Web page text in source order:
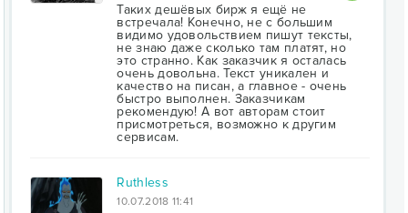
Таких дешёвых бирж я ещё не
встречала! Конечно, не с большим
видимо удовольствием пишут тексты,
не знаю даже сколько там платят, но
это странно. Как заказчик я осталась
очень довольна. Текст уникален и
качество на писан, а главное - очень
быстро выполнен. Заказчикам
рекомендую! А вот авторам стоит
присмотреться, возможно к другим
сервисам.
Ruthless
10.07.2018 11:41